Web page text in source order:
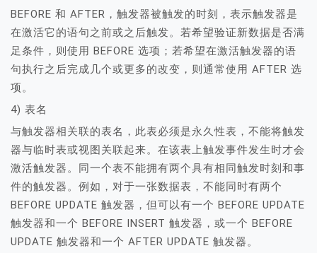
BEFORE 和 AFTER，触发器被触发的时刻，表示触发器是
在激活它的语句之前或之后触发。若希望验证新数据是否满
足条件，则使用 BEFORE 选项；若希望在激活触发器的语
句执行之后完成几个或更多的改变，则通常使用 AFTER 选
项。
4) 表名
与触发器相关联的表名，此表必须是永久性表，不能将触发
器与临时表或视图关联起来。在该表上触发事件发生时才会
激活触发器。同一个表不能拥有两个具有相同触发时刻和事
件的触发器。例如，对于一张数据表，不能同时有两个
BEFORE UPDATE 触发器，但可以有一个 BEFORE UPDATE
触发器和一个 BEFORE INSERT 触发器，或一个 BEFORE
UPDATE 触发器和一个 AFTER UPDATE 触发器。